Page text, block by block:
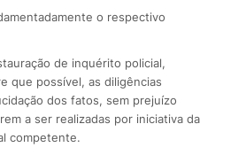
o respectivo
de inquérito policial,
que possível, as diligências
dos fatos, sem prejuízo
a ser realizadas por iniciativa da
competente.